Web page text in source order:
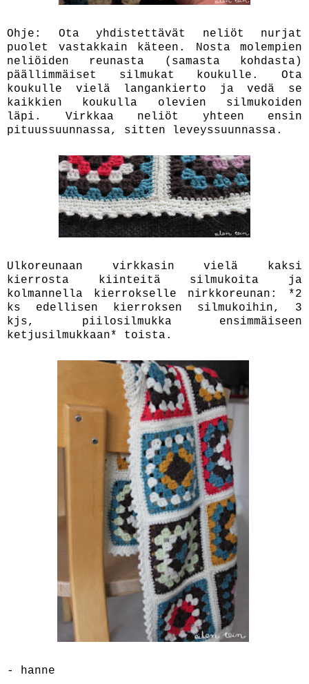
Ohje: Ota yhdistettävät neliöt nurjat
puolet vastakkain käteen. Nosta molempien
neliöiden reunasta (samasta kohdasta)
päällimmäiset silmukat koukulle. Ota
koukulle vielä langankierto ja vedä se
kaikkien koukulla olevien silmukoiden
läpi. Virkkaa neliöt yhteen ensin
pituussuunnassa, sitten leveyssuunnassa.
Ulkoreunaan virkkasin vielä kaksi
kierrosta kiinteitä silmukoita ja
kolmannella kierrokselle nirkkoreunan: *2
ks edellisen kierroksen silmukoihin, 3
kjs, piilosilmukka ensimmäiseen
ketjusilmukkaan* toista.
- hanne